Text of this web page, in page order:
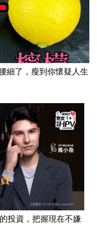
細了，瘦到你懷疑人生
投資，把握現在不嫌